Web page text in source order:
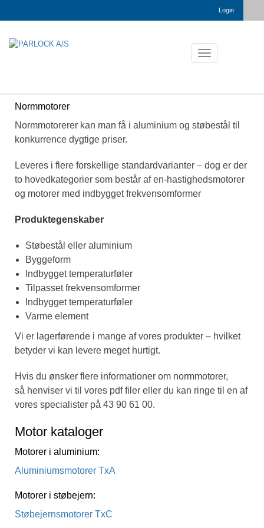
Login
Toggle
navigation
Normmotorer
Normmotorerer kan man få i aluminium og støbestål til
konkurrence dygtige priser.
Leveres i flere forskellige standardvarianter – dog er der
to hovedkategorier som består af en-hastighedsmotorer
og motorer med indbygget frekvensomformer
Produktegenskaber
Støbestål eller aluminium
Byggeform
Indbygget temperaturføler
Tilpasset frekvensomformer
Indbygget temperaturføler
Varme element
Vi er lagerførende i mange af vores produkter – hvilket
betyder vi kan levere meget hurtigt.
Hvis du ønsker flere informationer om normmotorer,
så henviser vi til vores pdf filer eller du kan ringe til en af
vores specialister på 43 90 61 00.
Motor kataloger
Motorer i aluminium:
Aluminiumsmotorer TxA
Motorer i støbejern:
Støbejernsmotorer TxC